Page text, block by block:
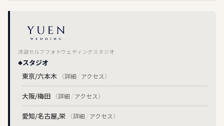
洋装セルフフォトウェディングスタジオ
スタジオ
東京/六本木
（詳細 / アクセス）
大阪/梅田 （詳細 / アクセス）
愛知/名古屋,栄 （詳細 / アクセス）